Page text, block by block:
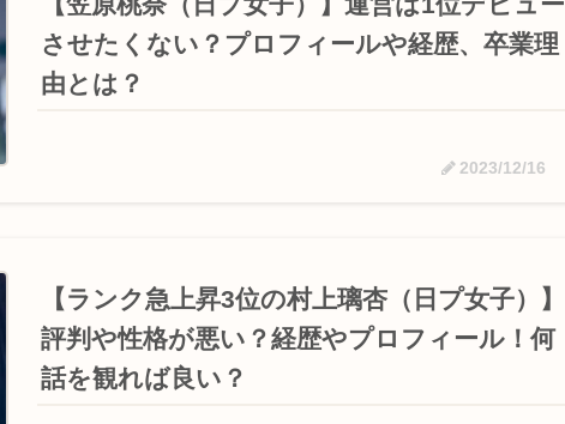
させたくない？プロフィールや経歴、卒業理
由とは？
2023/12/16
【ランク急上昇3位の村上璃杏（日プ女子）】
評判や性格が悪い？経歴やプロフィール！何
話を観れば良い？